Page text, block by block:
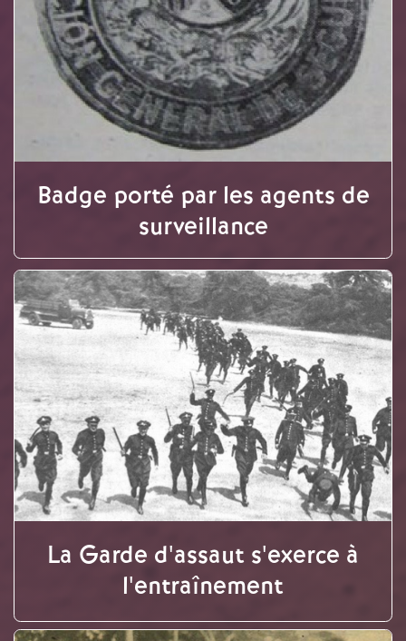
Badge porté par les agents de
surveillance
La Garde d'assaut s'exerce à
l'entraînement